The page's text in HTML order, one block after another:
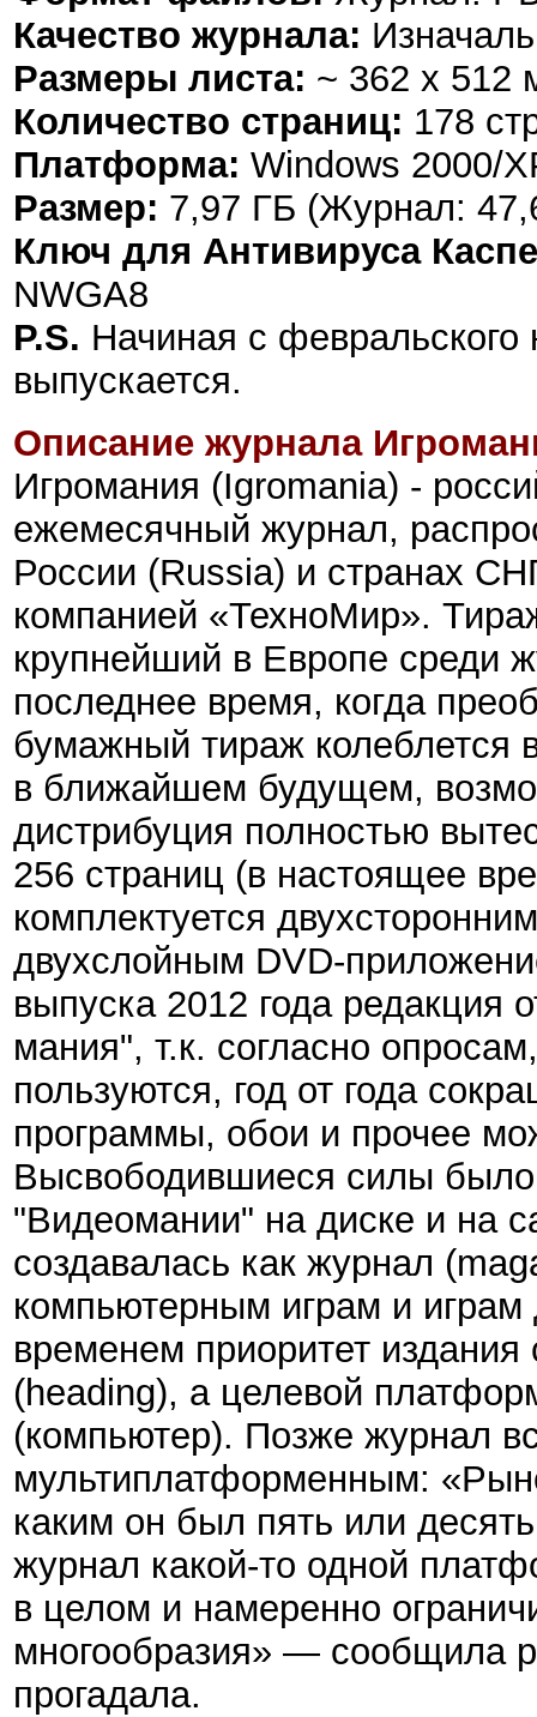
Качество журнала:
Размеры листа: ~ 362 х 512
Количество страниц: 178
Платформа: Windows 2000/
Размер: 7,97 ГБ (Журнал:
Ключ для Антивируса
NWGA8
P.S. Начиная с
выпускается.
Описание журнала
Игромания (Igromania) -
ежемесячный журнал,
России (Russia) и странах
компанией «ТехноМир».
крупнейший в Европе среди
последнее время, когда
бумажный тираж колеблется
в ближайшем будущем,
дистрибуция полностью
256 страниц (в настоящее
комплектуется
двухслойным DVD-
выпуска 2012 года редакция
мания", т.к. согласно
пользуются, год от года
программы, обои и прочее
Высвободившиеся силы было
"Видеомании" на диске и на
создавалась как журнал
компьютерным играм и
временем приоритет издания
(heading), а целевой
(компьютер). Позже журнал
мультиплатформенным:
каким он был пять или
журнал какой-то одной
в целом и намеренно
многообразия» — сообщила
прогадала.